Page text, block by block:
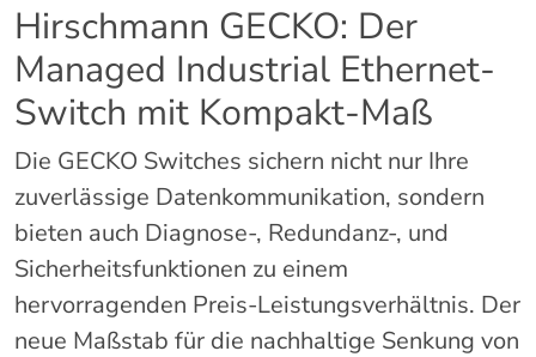
Hirschmann GECKO: Der
Managed Industrial Ethernet-
Switch mit Kompakt-Maß
Die GECKO Switches sichern nicht nur Ihre
zuverlässige Datenkommunikation, sondern
bieten auch Diagnose-, Redundanz-, und
Sicherheitsfunktionen zu einem
hervorragenden Preis-Leistungsverhältnis. Der
neue Maßstab für die nachhaltige Senkung von